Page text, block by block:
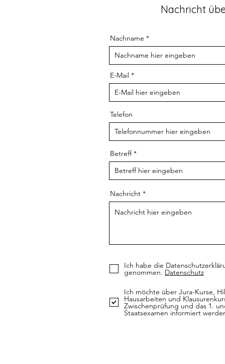
Nachricht
Nachname
E-Mail
Telefon
Betreff
Nachricht
Ich habe die
genommen. Datenschutz
Ich möchte über Jura-Kurse,
Hausarbeiten und
Zwischenprüfung und das 1.
Staatsexamen informiert